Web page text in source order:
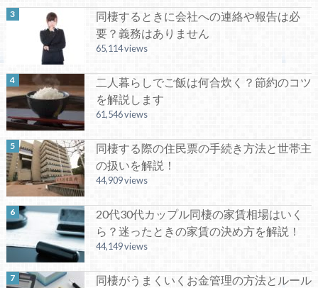
同棲するときに会社への連絡や報告は必
要？義務はありません
65,114 views
二人暮らしでご飯は何合炊く？節約のコツ
を解説します
61,546 views
同棲する際の住民票の手続き方法と世帯主
の扱いを解説！
44,909 views
20代30代カップル同棲の家賃相場はいく
ら？迷ったときの家賃の決め方を解説！
44,149 views
同棲がうまくいくお金管理の方法とルール